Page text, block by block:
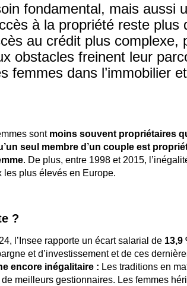
fondamental, mais aussi
à la propriété reste plus
au crédit plus complexe,
obstacles freinent leur
femmes dans l’immobilier
sont moins souvent propriétaires
seul membre d’un couple est
. De plus, entre 1998 et 2015,
les plus élevés en Europe.
?
l’Insee rapporte un écart salarial de 13,9
et d’investissement et de ces
encore inégalitaire : Les traditions en
meilleurs gestionnaires. Les femmes